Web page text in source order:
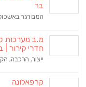
בר
המבורגר
מ.ב מערכות
חדרי קירור |
ייצור, הרכבה,
קרפאלונה